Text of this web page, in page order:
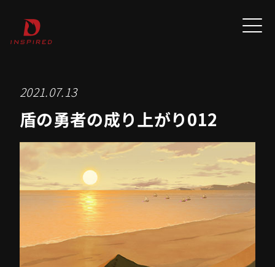
2021.07.13
盾の勇者の成り上がり012